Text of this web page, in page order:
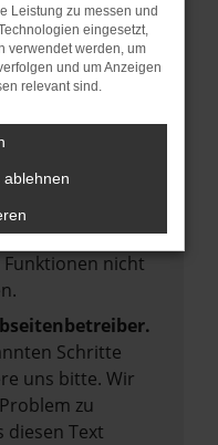
zu beheben.
Browser und dein
neuesten Stand
nur ein
kann auch dazu
nicht
Schritte
uns bitte. Wir
zu
diesen Text
Leistung zu messen und
eingesetzt,
verwendet werden, um
und um Anzeigen
relevant sind.
ablehnen